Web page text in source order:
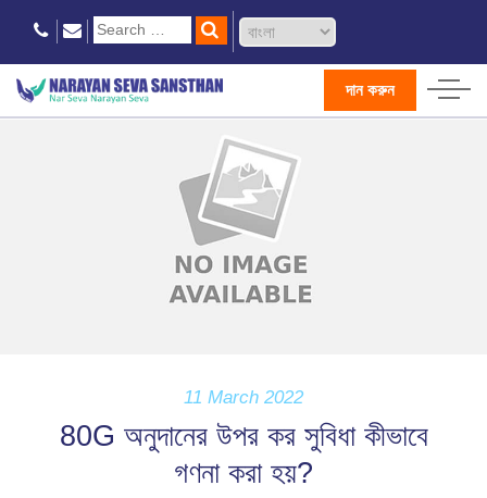
দান করুন
11 March 2022
80G অনুদানের উপর কর সুবিধা কীভাবে
গণনা করা হয়?